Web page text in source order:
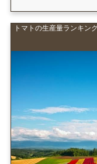
トマトの生産量ランキン